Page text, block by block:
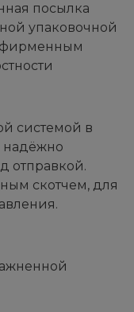
посылка
упаковочной
фирменным
системой в
надёжно
отправкой.
скотчем, для